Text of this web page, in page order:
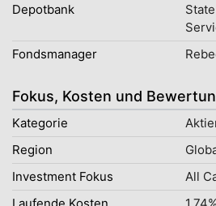
Depotbank
Fondsmanager
Fokus, Kosten und
Kategorie
Region
Investment Fokus
All